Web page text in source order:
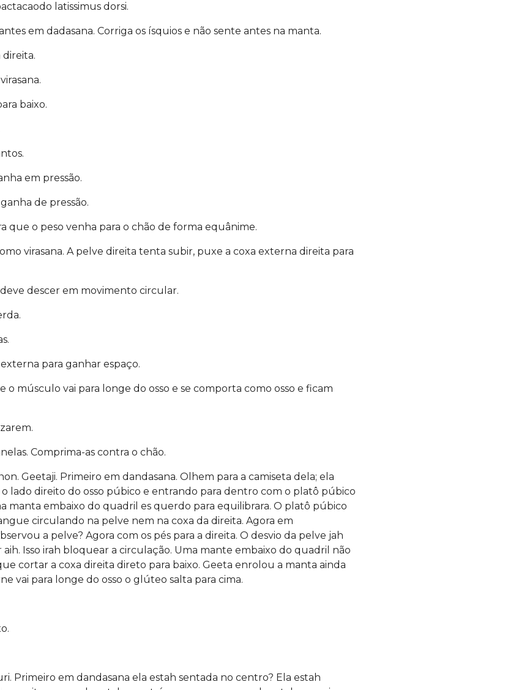
latissimus dorsi.
em dadasana. Corriga os ísquios e não sente antes na manta.
direita.
baixo.
em pressão.
de pressão.
que o peso venha para o chão de forma equânime.
virasana. A pelve direita tenta subir, puxe a coxa externa direita para
descer em movimento circular.
para ganhar espaço.
músculo vai para longe do osso e se comporta como osso e ficam
Comprima-as contra o chão.
Geetaji. Primeiro em dandasana. Olhem para a camiseta dela; ela
o lado direito do osso púbico e entrando para dentro com o platô púbico
manta embaixo do quadril es querdo para equilibrara. O platô púbico
circulando na pelve nem na coxa da direita. Agora em
a pelve? Agora com os pés para a direita. O desvio da pelve jah
Isso irah bloquear a circulação. Uma mante embaixo do quadril não
cortar a coxa direita direto para baixo. Geeta enrolou a manta ainda
vai para longe do osso o glúteo salta para cima.
Primeiro em dandasana ela estah sentada no centro? Ela estah